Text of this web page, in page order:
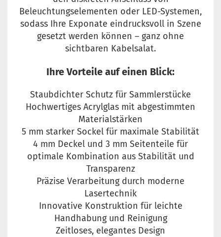
Beleuchtungselementen oder LED-Systemen,
sodass Ihre Exponate eindrucksvoll in Szene
gesetzt werden können – ganz ohne
sichtbaren Kabelsalat.
Ihre Vorteile auf einen Blick:
Staubdichter Schutz für Sammlerstücke
Hochwertiges Acrylglas mit abgestimmten
Materialstärken
5 mm starker Sockel für maximale Stabilität
4 mm Deckel und 3 mm Seitenteile für
optimale Kombination aus Stabilität und
Transparenz
Präzise Verarbeitung durch moderne
Lasertechnik
Innovative Konstruktion für leichte
Handhabung und Reinigung
Zeitloses, elegantes Design